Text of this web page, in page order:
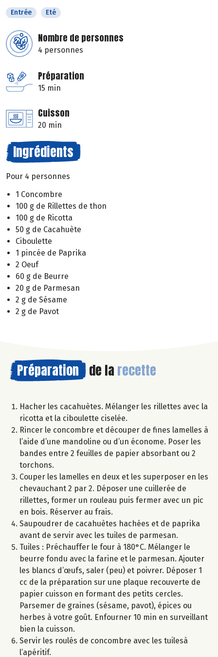
Entrée Eté
Nombre de personnes
4 personnes
Préparation
15 min
Cuisson
20 min
Ingrédients
Pour 4 personnes
1 Concombre
100 g de Rillettes de thon
100 g de Ricotta
50 g de Cacahuète
Ciboulette
1 pincée de Paprika
2 Oeuf
60 g de Beurre
20 g de Parmesan
2 g de Sésame
2 g de Pavot
Préparation de la recette
Hacher les cacahuètes. Mélanger les rillettes avec la
ricotta et la ciboulette ciselée.
Rincer le concombre et découper de fines lamelles à
l’aide d’une mandoline ou d’un économe. Poser les
bandes entre 2 feuilles de papier absorbant ou 2
torchons.
Couper les lamelles en deux et les superposer en les
chevauchant 2 par 2. Déposer une cuillerée de
rillettes, former un rouleau puis fermer avec un pic
en bois. Réserver au frais.
Saupoudrer de cacahuètes hachées et de paprika
avant de servir avec les tuiles de parmesan.
Tuiles : Préchauffer le four à 180°C. Mélanger le
beurre fondu avec la farine et le parmesan. Ajouter
les blancs d’œufs, saler (peu) et poivrer. Déposer 1
cc de la préparation sur une plaque recouverte de
papier cuisson en formant des petits cercles.
Parsemer de graines (sésame, pavot), épices ou
herbes à votre goût. Enfourner 10 min en surveillant
bien la cuisson.
Servir les roulés de concombre avec les tuilesà
l’apéritif.